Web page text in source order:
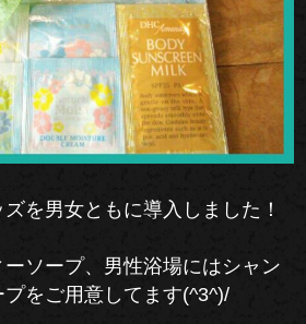
を男女ともに導入しました！
ソープ、男性浴場にはシャン
をご用意してます(^3^)/